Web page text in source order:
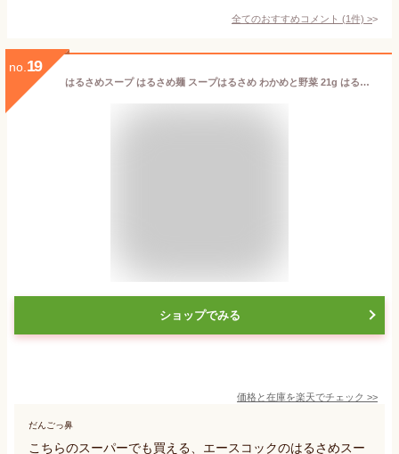
全てのおすすめコメント (1件) >
no. 19
はるさめスープ はるさめ麺 スープはるさめ わかめと野菜 21g はるさめスープ はるさめ麺 ヘルシー スープはるさめ カップスープ 春雨 低カロリー カップ麺 おにぎりに合う わかめ インスタント 即席 エースコック ACECOOK エースコック
ショップでみる
価格と在庫を楽天でチェック >>
だんごっ鼻
こちらのスーパーでも買える、エースコックのはるさめスー